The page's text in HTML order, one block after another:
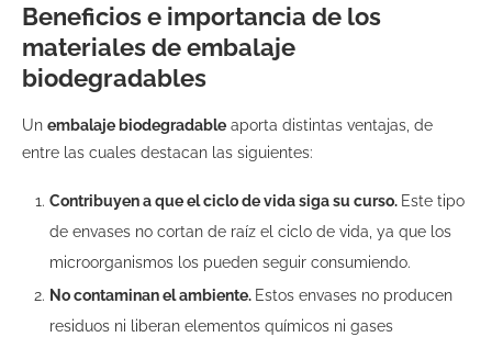
Beneficios e importancia de los
materiales de embalaje
biodegradables
Un embalaje biodegradable aporta distintas ventajas, de
entre las cuales destacan las siguientes:
Contribuyen a que el ciclo de vida siga su curso. Este tipo
de envases no cortan de raíz el ciclo de vida, ya que los
microorganismos los pueden seguir consumiendo.
No contaminan el ambiente. Estos envases no producen
residuos ni liberan elementos químicos ni gases